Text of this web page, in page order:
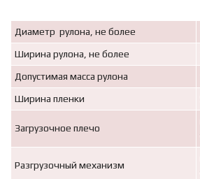
Диаметр рулона, не более
Ширина рулона, не более
Допустимая масса рулона
Ширина пленки
Загрузочное плечо
Разгрузочный механизм